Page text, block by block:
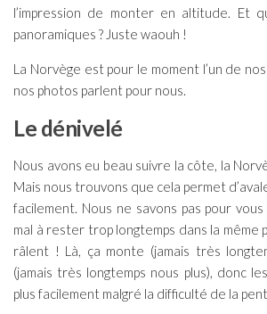
l’impression de monter en altitude. Et
panoramiques ? Juste waouh !
La Norvège est pour le moment l’un de
nos photos parlent pour nous.
Le dénivelé
Nous avons eu beau suivre la côte, la
Mais nous trouvons que cela permet
facilement. Nous ne savons pas pour
mal à rester trop longtemps dans la même
râlent ! Là, ça monte (jamais très
(jamais très longtemps nous plus), donc
plus facilement malgré la difficulté de la